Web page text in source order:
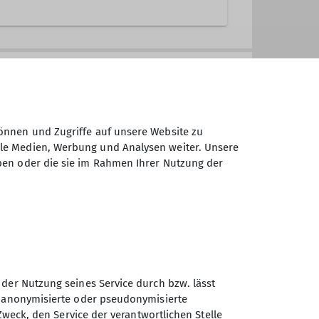
Sektion Turner-
Alpenkränzchen des
und Zugriffe auf unsere Website zu
Medien, Werbung und Analysen weiter. Unsere
oder die sie im Rahmen Ihrer Nutzung der
Nutzung seines Service durch bzw. lässt
oder pseudonymisierte
den Service der verantwortlichen Stelle